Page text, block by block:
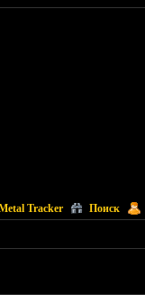
Tracker Поиск